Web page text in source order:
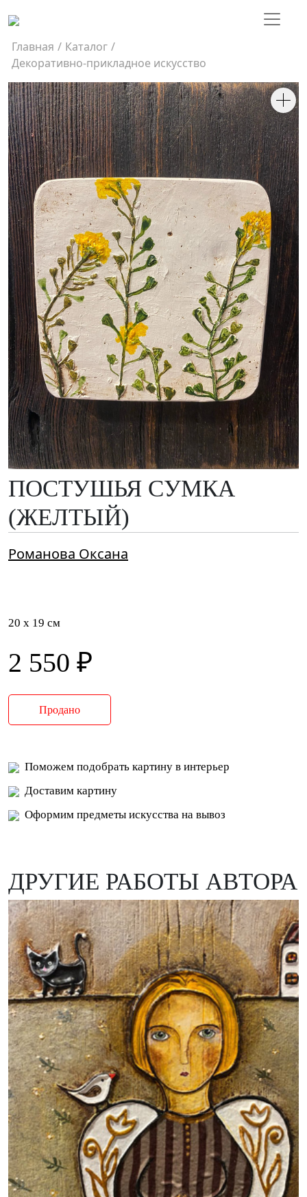
Главная / Каталог /
Декоративно-прикладное искусство
ПОСТУШЬЯ СУМКА
(ЖЕЛТЫЙ)
Романова Оксана
20 x 19 см
2 550 ₽
Продано
Поможем подобрать картину в интерьер
Доставим картину
Оформим предметы искусства на вывоз
ДРУГИЕ РАБОТЫ АВТОРА